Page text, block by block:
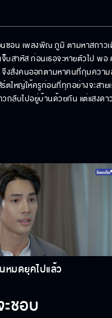
นซอน เพลงพิณ ภูมิ ตามหาสกาว
จ็บสาหัส ก่อนเธอจะหายตัวไป พ
งสั่งคนออกตามหาคนที่กุมความ
ตใหญ่ให้ครูก่อนที่ทุกอย่างจะสา
วกลับไปอยู่บ้านด้วยกัน แต่แสงด
หมดยุคไปแล้ว
ชอบ